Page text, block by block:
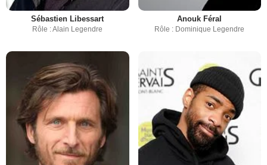
Sébastien Libessart
Rôle : Alain Legendre
Anouk Féral
Rôle : Dominique Legendre